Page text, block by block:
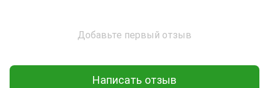
Добавьте первый отзыв
Написать отзыв